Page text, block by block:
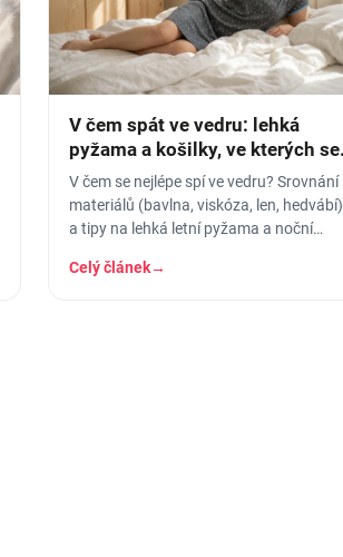
V čem spát ve vedru: lehká
pyžama a košilky, ve kterých se
nezapaříte
V čem se nejlépe spí ve vedru? Srovnání
materiálů (bavlna, viskóza, len, hedvábí)
a tipy na lehká letní pyžama a noční
Celý článek→